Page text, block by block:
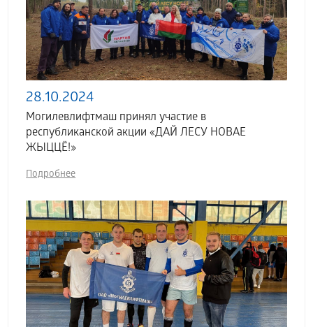
28.10.2024
Могилевлифтмаш принял участие в
республиканской акции «ДАЙ ЛЕСУ НОВАЕ
ЖЫЦЦЁ!»
Подробнее